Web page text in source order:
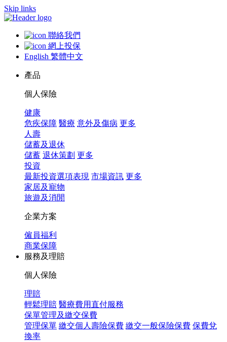
Skip links
聯絡我們
網上投保
English 繁體中文
產品
個人保險
健康
危疾保障 醫療 意外及傷病 更多
人壽
儲蓄及退休
儲蓄 退休策劃 更多
投資
最新投資選項表現 市場資訊 更多
家居及寵物
旅遊及消閒
企業方案
僱員福利
商業保障
服務及理賠
個人保險
理賠
輕鬆理賠 醫療費用直付服務
保單管理及繳交保費
管理保單 繳交個人壽險保費 繳交一般保險保費 保費兌
換率